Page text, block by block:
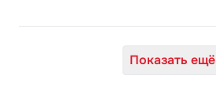
Показать ещё